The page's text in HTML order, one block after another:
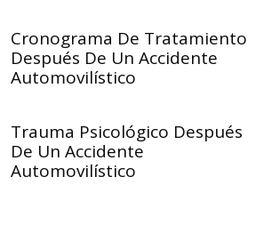
Cronograma De Tratamiento
Después De Un Accidente
Automovilístico
Trauma Psicológico Después
De Un Accidente
Automovilístico